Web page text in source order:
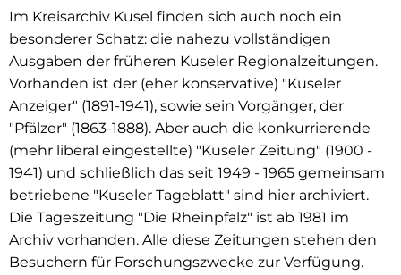
Im Kreisarchiv Kusel finden sich auch noch ein
besonderer Schatz: die nahezu vollständigen
Ausgaben der früheren Kuseler Regionalzeitungen.
Vorhanden ist der (eher konservative) "Kuseler
Anzeiger" (1891-1941), sowie sein Vorgänger, der
"Pfälzer" (1863-1888). Aber auch die konkurrierende
(mehr liberal eingestellte) "Kuseler Zeitung" (1900 -
1941) und schließlich das seit 1949 - 1965 gemeinsam
betriebene "Kuseler Tageblatt" sind hier archiviert.
Die Tageszeitung "Die Rheinpfalz" ist ab 1981 im
Archiv vorhanden. Alle diese Zeitungen stehen den
Besuchern für Forschungszwecke zur Verfügung.